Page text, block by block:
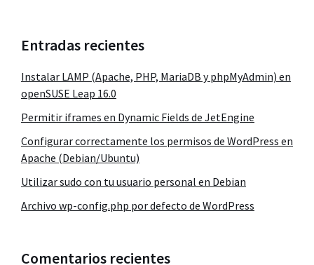
Entradas recientes
Instalar LAMP (Apache, PHP, MariaDB y phpMyAdmin) en
openSUSE Leap 16.0
Permitir iframes en Dynamic Fields de JetEngine
Configurar correctamente los permisos de WordPress en
Apache (Debian/Ubuntu)
Utilizar sudo con tu usuario personal en Debian
Archivo wp-config.php por defecto de WordPress
Comentarios recientes